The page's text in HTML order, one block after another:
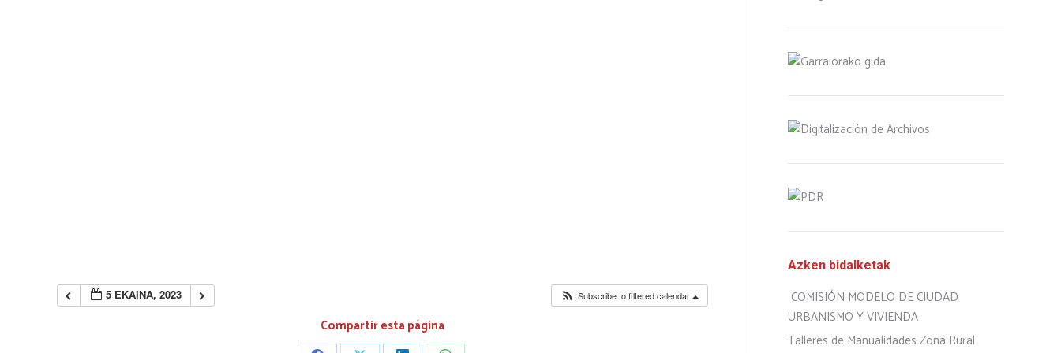
5 EKAINA, 2023 Subscribe to filtered calendar
Compartir esta página
Azken bidalketak
COMISIÓN MODELO DE CIUDAD
URBANISMO Y VIVIENDA
Talleres de Manualidades Zona Rural